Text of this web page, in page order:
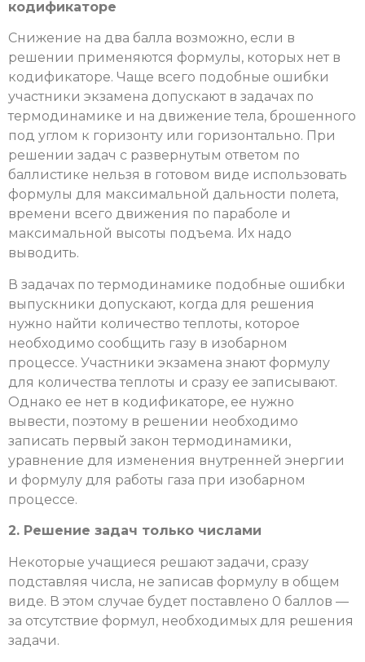
кодификаторе
Снижение на два балла возможно, если в
решении применяются формулы, которых нет в
кодификаторе. Чаще всего подобные ошибки
участники экзамена допускают в задачах по
термодинамике и на движение тела, брошенного
под углом к горизонту или горизонтально. При
решении задач с развернутым ответом по
баллистике нельзя в готовом виде использовать
формулы для максимальной дальности полета,
времени всего движения по параболе и
максимальной высоты подъема. Их надо
выводить.
В задачах по термодинамике подобные ошибки
выпускники допускают, когда для решения
нужно найти количество теплоты, которое
необходимо сообщить газу в изобарном
процессе. Участники экзамена знают формулу
для количества теплоты и сразу ее записывают.
Однако ее нет в кодификаторе, ее нужно
вывести, поэтому в решении необходимо
записать первый закон термодинамики,
уравнение для изменения внутренней энергии
и формулу для работы газа при изобарном
процессе.
2. Решение задач только числами
Некоторые учащиеся решают задачи, сразу
подставляя числа, не записав формулу в общем
виде. В этом случае будет поставлено 0 баллов —
за отсутствие формул, необходимых для решения
задачи.